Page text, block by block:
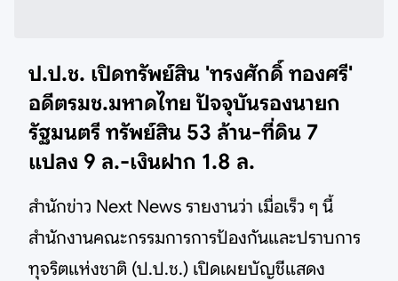
ป.ป.ช. เปิดทรัพย์สิน 'ทรงศักดิ์ ทองศรี'
อดีตรมช.มหาดไทย ปัจจุบันรองนายก
รัฐมนตรี ทรัพย์สิน 53 ล้าน-ที่ดิน 7
แปลง 9 ล.-เงินฝาก 1.8 ล.
สำนักข่าว Next News รายงานว่า เมื่อเร็ว ๆ นี้
สำนักงานคณะกรรมการการป้องกันและปราบการ
ทุจริตแห่งชาติ (ป.ป.ช.) เปิดเผยบัญชีแสดง